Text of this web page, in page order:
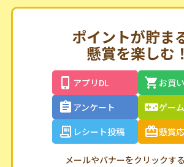
ポイントが貯ま
懸賞を楽しむ！
アプリDL
お買
アンケート
ゲーム
レシート投稿
懸賞
メールやバナーをクリックす